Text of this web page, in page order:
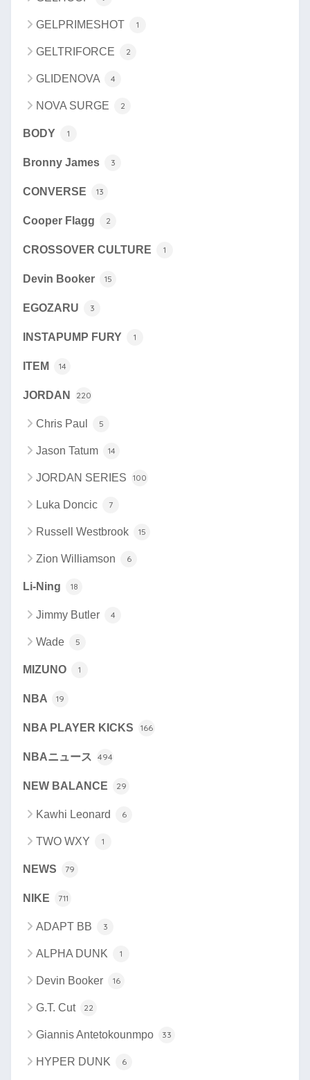
GELPRIMESHOT 1
GELTRIFORCE 2
GLIDENOVA 4
NOVA SURGE 2
BODY 1
Bronny James 3
CONVERSE 13
Cooper Flagg 2
CROSSOVER CULTURE 1
Devin Booker 15
EGOZARU 3
INSTAPUMP FURY 1
ITEM 14
JORDAN 220
Chris Paul 5
Jason Tatum 14
JORDAN SERIES 100
Luka Doncic 7
Russell Westbrook 15
Zion Williamson 6
Li-Ning 18
Jimmy Butler 4
Wade 5
MIZUNO 1
NBA 19
NBA PLAYER KICKS 166
NBAニュース 494
NEW BALANCE 29
Kawhi Leonard 6
TWO WXY 1
NEWS 79
NIKE 711
ADAPT BB 3
ALPHA DUNK 1
Devin Booker 16
G.T. Cut 22
Giannis Antetokounmpo 33
HYPER DUNK 6